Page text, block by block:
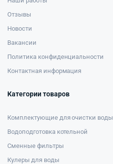
Отзывы
Новости
Вакансии
Политика конфиденциальности
Контактная информация
Категории товаров
Комплектующие для очистки воды
Водоподготовка котельной
Сменные фильтры
Кулеры для воды